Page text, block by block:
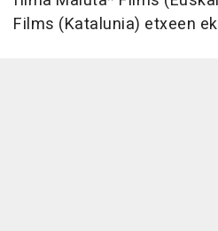
Films (Katalunia) etxeen